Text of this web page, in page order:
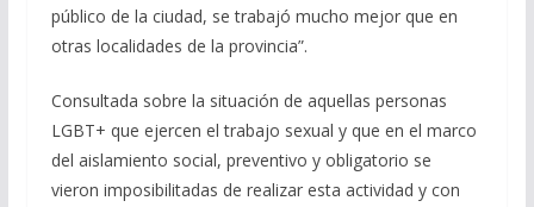
público de la ciudad, se trabajó mucho mejor que en
otras localidades de la provincia”.
Consultada sobre la situación de aquellas personas
LGBT+ que ejercen el trabajo sexual y que en el marco
del aislamiento social, preventivo y obligatorio se
vieron imposibilitadas de realizar esta actividad y con